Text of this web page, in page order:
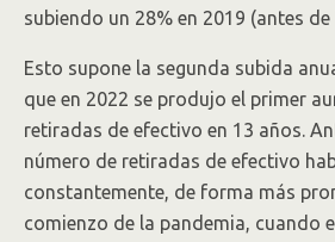
subiendo un 28% en 2019 (antes
Esto supone la segunda subida
que en 2022 se produjo el primer
retiradas de efectivo en 13 años.
número de retiradas de efectivo
constantemente, de forma más
comienzo de la pandemia, cuando